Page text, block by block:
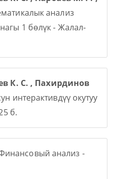
анализ
1 бөлүк - Жалал-
К. С. , Пахирдинов
интерактивдүү окутуу
б.
анализ -